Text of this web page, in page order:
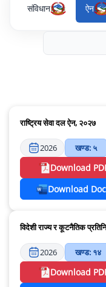
संविधान ऐन
राष्ट्रिय सेवा दल ऐन, २०२७
2026 खण्ड: ५
Download
Download
विदेशी राज्य र कूटनैतिक
2026 खण्ड: १४
Download